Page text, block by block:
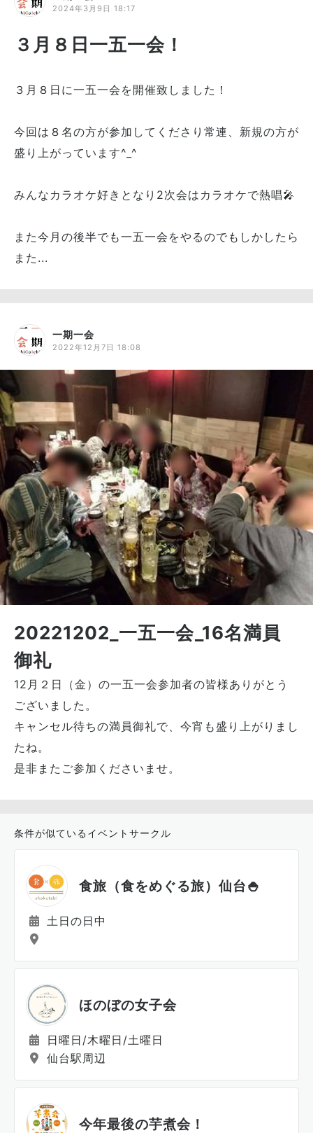
2024年3月9日 18:17
３月８日一五一会！
３月８日に一五一会を開催致しました！
今回は８名の方が参加してくださり常連、新規の方が
盛り上がっています^_^
みんなカラオケ好きとなり2次会はカラオケで熱唱🎤
また今月の後半でも一五一会をやるのでもしかしたら
また...
一期一会
2022年12月7日 18:08
20221202_一五一会_16名満員
御礼
12月２日（金）の一五一会参加者の皆様ありがとう
ございました。
キャンセル待ちの満員御礼で、今宵も盛り上がりまし
たね。
是非またご参加くださいませ。
条件が似ているイベントサークル
食旅（食をめぐる旅）仙台🍚
土日の日中
ほのぼの女子会
日曜日/木曜日/土曜日
仙台駅周辺
今年最後の芋煮会！